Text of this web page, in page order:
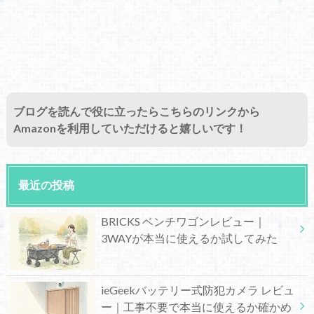
ブログを読んで役に立ったらこちらのリンクから
Amazonを利用していただけると嬉しいです！
最近の投稿
BRICKS ベンチワゴンレビュー｜
3WAYが本当に使えるか試してみた
ieGeekバッテリー式防犯カメラ レビュ
ー｜工事不要で本当に使えるか確かめ